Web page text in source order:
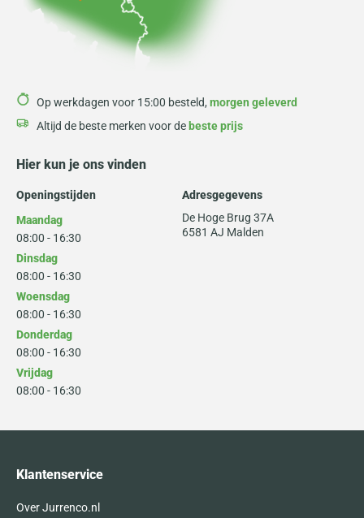
Op werkdagen voor 15:00 besteld, morgen geleverd
Altijd de beste merken voor de beste prijs
Hier kun je ons vinden
Openingstijden
Maandag
08:00 - 16:30
Dinsdag
08:00 - 16:30
Woensdag
08:00 - 16:30
Donderdag
08:00 - 16:30
Vrijdag
08:00 - 16:30
Adresgegevens
De Hoge Brug 37A
6581 AJ Malden
Klantenservice
Over Jurrenco.nl